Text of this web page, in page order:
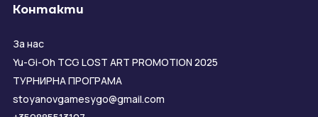
Контакти
За нас
Yu-Gi-Oh TCG LOST ART PROMOTION 2025
ТУРНИРНА ПРОГРАМА
stoyanovgamesygo@gmail.com